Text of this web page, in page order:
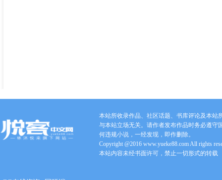
本站所收录作品、社区话题、书库评论及本站
与本站立场无关。请作者发布作品时务必遵守
何违规小说，一经发现，即作删除。
Copyright @2016 www.yueke88.com All rights
本站内容未经书面许可，禁止一切形式的转载